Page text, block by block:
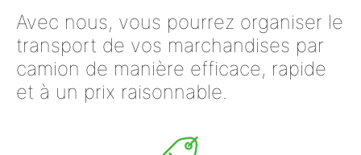
Avec nous, vous pourrez organiser le
transport de vos marchandises par
camion de manière efficace, rapide
et à un prix raisonnable.